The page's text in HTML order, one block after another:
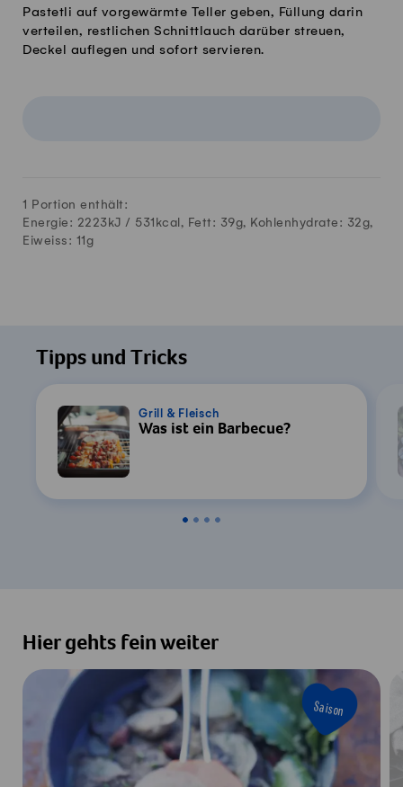
Pastetli auf vorgewärmte Teller geben, Füllung darin
verteilen, restlichen Schnittlauch darüber streuen,
Deckel auflegen und sofort servieren.
1 Portion enthält:
Energie: 2223kJ / 531 kcal, Fett: 39g, Kohlenhydrate: 32g,
Eiweiss: 11 g
Tipps und Tricks
Grill & Fleisch
Was ist ein Barbecue?
Hier gehts fein weiter
Saison